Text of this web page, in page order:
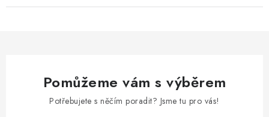
Pomůžeme vám s výběrem
Potřebujete s něčím poradit? Jsme tu pro vás!